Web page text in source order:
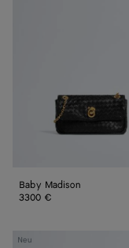
Baby Madison
3300 €
Neu
Kleine